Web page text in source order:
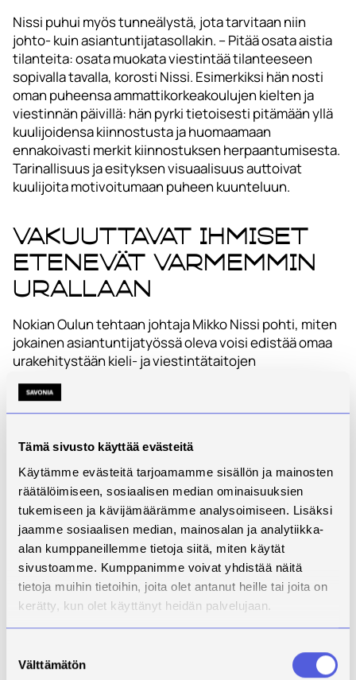
Tämä sivusto käyttää evästeitä
Käytämme evästeitä tarjoamamme sisällön ja mainosten
räätälöimiseen, sosiaalisen median ominaisuuksien
tukemiseen ja kävijämäärämme analysoimiseen. Lisäksi
jaamme sosiaalisen median, mainosalan ja analytiikka-
alan kumppaneillemme tietoja siitä, miten käytät
sivustoamme. Kumppanimme voivat yhdistää näitä
tietoja muihin tietoihin, joita olet antanut heille tai joita on
kerätty, kun olet käyttänyt heidän palvelujaan.
valinta
Välttämätön
Nissi puhui myös tunneälystä, jota tarvitaan niin
johto- kuin asiantuntijatasollakin. – Pitää osata aistia
tilanteita: osata muokata viestintää tilanteeseen
sopivalla tavalla, korosti Nissi. Esimerkiksi hän nosti
oman puheensa ammattikorkeakoulujen kielten ja
viestinnän päivillä: hän pyrki tietoisesti pitämään yllä
kuulijoidensa kiinnostusta ja huomaamaan
ennakoivasti merkit kiinnostuksen herpaantumisesta.
Tarinallisuus ja esityksen visuaalisuus auttoivat
kuulijoita motivoitumaan puheen kuunteluun.
Vakuuttavat ihmiset
etenevät varmemmin
urallaan
Nokian Oulun tehtaan johtaja Mikko Nissi pohti, miten
jokainen asiantuntijatyössä oleva voisi edistää omaa
urakehitystään kieli- ja viestintätaitojen
kehittämisellä. Nissi väitti, että vain viidesosa
urakehityksestä muodostuu siitä, mitä olet tehnyt ja
saanut aikaan. Kaksi viidesosaa koostuu siitä, mitä
viidesosaa koostuu siitä, mitä muut kertovat muille
siitä, mitä olet tehnyt.